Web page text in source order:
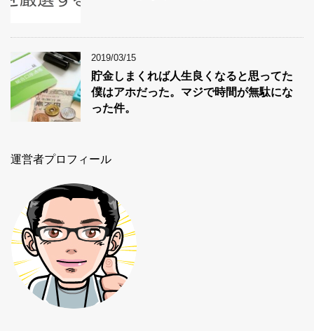
2019/03/15
貯金しまくれば人生良くなると思ってた
僕はアホだった。マジで時間が無駄にな
った件。
運営者プロフィール